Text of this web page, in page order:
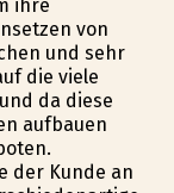
ihre
von
und sehr
die viele
da diese
aufbauen
der Kunde an